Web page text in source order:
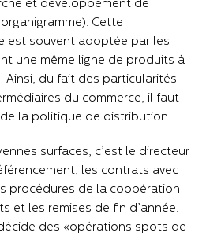
et développement de
Cette
est souvent adoptée par les
une même ligne de produits à
Ainsi, du fait des particularités
du commerce, il faut
la politique de distribution.
surfaces, c’est le directeur
les contrats avec
procédures de la coopération
et les remises de fin d’année.
des «opérations spots de